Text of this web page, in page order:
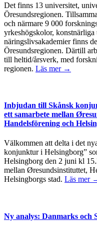
Det finns 13 universitet,
Öresundsregionen.
och närmare 9 000
yrkeshögskolor,
näringslivsakademier finns
Öresundsregionen. Därtill
till heltid/årsverk, med
regionen. Läs mer →
Inbjudan till Skånsk
ett samarbete mellan
Handelsförening och
Välkommen att delta i det
konjunktur i Helsingborg”
Helsingborg den 2 juni kl
mellan Øresundsinstituttet,
Helsingborgs stad. Läs mer
Ny analys: Danmarks och